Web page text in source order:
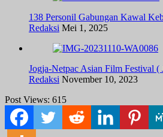
138 Personil Gabungan Kawal
Redaksi Mei 1, 2025
Jogja-Netpac Asian Film Festival
Redaksi November 10, 2023
Post Views: 615